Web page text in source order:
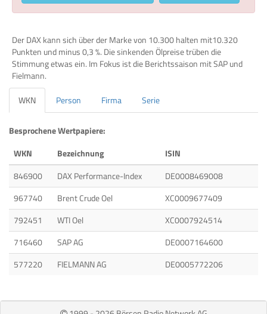
Der DAX kann sich über der Marke von 10.300 halten mit10.320
Punkten und minus 0,3 %. Die sinkenden Ölpreise trüben die
Stimmung etwas ein. Im Fokus ist die Berichtssaison mit SAP und
Fielmann.
WKN
Person Firma Serie
Besprochene Wertpapiere:
WKN
Bezeichnung
ISIN
846900
DAX Performance-Index
DE0008469008
967740
Brent Crude Oel
XC0009677409
792451
WTI Oel
XC0007924514
716460
SAP AG
DE0007164600
577220
FIELMANN AG DE0005772206